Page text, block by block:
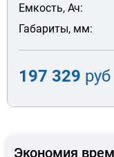
Емкость, Ач:
Габариты, мм:
197 329 руб
Экономия